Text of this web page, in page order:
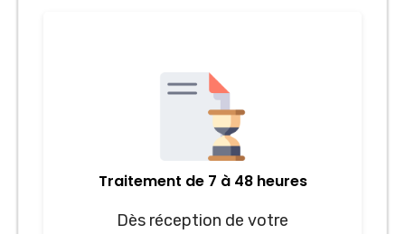
Traitement de 7 à 48 heures
Dès réception de votre